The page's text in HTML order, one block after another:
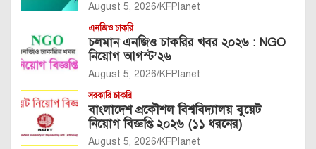
August 5, 2026 KFPlanet
এনজিও চাকরি
চলমান এনজিও চাকরির খবর ২০২৬ : NGO
নিয়োগ আগস্ট’২৬
August 5, 2026 KFPlanet
সরকারি চাকরি
বাংলাদেশ প্রকৌশল বিশ্ববিদ্যালয় বুয়েট
নিয়োগ বিজ্ঞপ্তি ২০২৬ (১১ ধরনের)
August 5, 2026 KFPlanet